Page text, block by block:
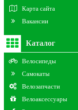
Карта сайта
Вакансии
Каталог
Велосипеды
Самокаты
Велозапчасти
Велоаксессуары